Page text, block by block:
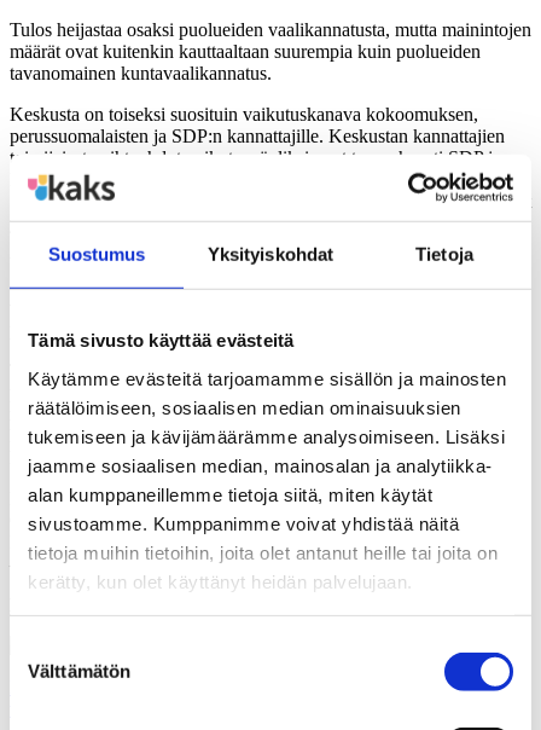
Suostumus Yksityiskohdat Tietoja
Tämä sivusto käyttää evästeitä
Käytämme evästeitä tarjoamamme sisällön ja mainosten
räätälöimiseen, sosiaalisen median ominaisuuksien
tukemiseen ja kävijämäärämme analysoimiseen. Lisäksi
jaamme sosiaalisen median, mainosalan ja analytiikka-
alan kumppaneillemme tietoja siitä, miten käytät
sivustoamme. Kumppanimme voivat yhdistää näitä
tietoja muihin tietoihin, joita olet antanut heille tai joita on
kerätty, kun olet käyttänyt heidän palvelujaan.
valinta
Välttämätön
Tulos heijastaa osaksi puolueiden vaalikannatusta, mutta mainintojen
määrät ovat kuitenkin kauttaaltaan suurempia kuin puolueiden
tavanomainen kuntavaalikannatus.
Keskusta on toiseksi suosituin vaikutuskanava kokoomuksen,
perussuomalaisten ja SDP:n kannattajille. Keskustan kannattajien
toissijaiset vaihtoehdot vaikutusväyliksi ovat tasavahvasti SDP ja
kokoomus. Kokoomuksen tukijat nostavat kolmen kärkeen myös
SDP:n, SDP:n kannattajat puolestaan vihreät. Perussuomalaiset eivät
yllä muiden puolueiden listoilla kolmen kärkeen.
Vasemmistoliiton ja vihreiden kannattajakuntien välillä vaikuttaa
olevan luottamussuhde. Vasemmistoliiton kannattajat noteeraavat
puolestaan vasemmistoliiton (24 %).
Tutkimuksen toteutus: Vastaajat arvioivat, mitkä kahdeksasta
puolueesta heidän nähdäkseen tarjoavat kansalaisille hyvät
mahdollisuudet toimia ja vaikuttaa paikallistason asioissa omassa
kotikunnassa. Vastaajien oli mahdollista nimetä niin monta puoluetta
kuin he halusivat.
Kunnallisalan kehittämissäätiön tutkimuksen toteutti TNS Gallup
Oy. Tutkimusaineisto on koottu Gallup Kanavalla 24.–29.9 2016.
Haastatteluja tehtiin yhteensä 1.082. Vastaajat edustavat maamme 18
– 75 vuotta täyttänyttä väestöä Ahvenanmaata lukuun ottamatta.
Keskusta, SDP ja kokoomus tarjoavat parhaat mahdollisuudet